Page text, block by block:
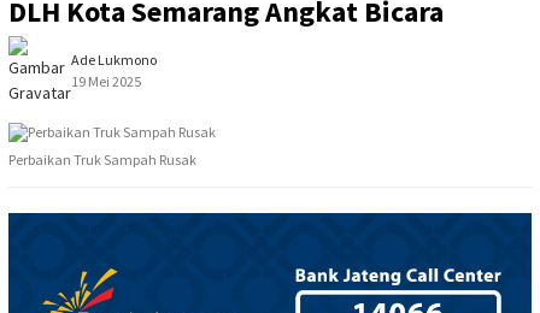
DLH Kota Semarang Angkat Bicara
Ade Lukmono
19 Mei 2025
Perbaikan Truk Sampah Rusak